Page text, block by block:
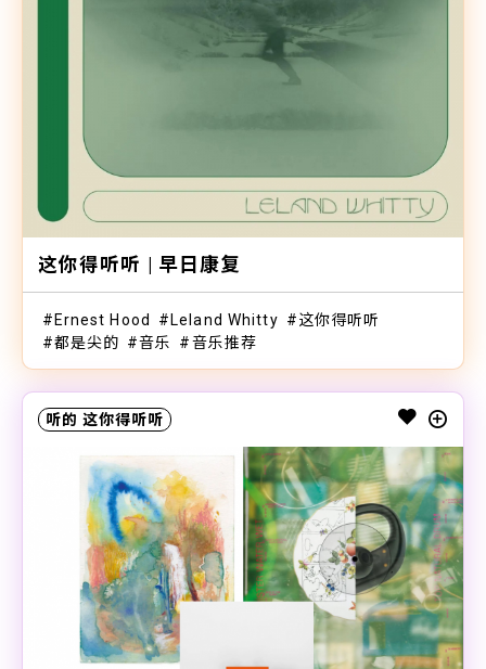
这你得听听 | 早日康复
Ernest Hood Leland Whitty
这你得听听
都是尖的
音乐 音乐推荐
听的 这你得听听